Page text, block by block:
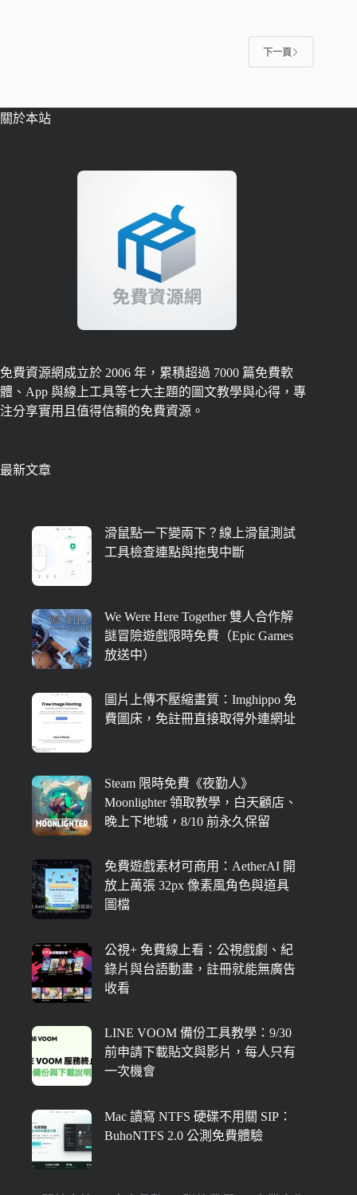
下一頁
關於本站
免費資源網成立於 2006 年，累積超過 7000 篇免費軟
體、App 與線上工具等七大主題的圖文教學與心得，專
注分享實用且值得信賴的免費資源。
最新文章
滑鼠點一下變兩下？線上滑鼠測試
工具檢查連點與拖曳中斷
We Were Here Together 雙人合作解
謎冒險遊戲限時免費（Epic Games
放送中）
圖片上傳不壓縮畫質：Imghippo 免
費圖床，免註冊直接取得外連網址
Steam 限時免費《夜勤人》
Moonlighter 領取教學，白天顧店、
晚上下地城，8/10 前永久保留
免費遊戲素材可商用：AetherAI 開
放上萬張 32px 像素風角色與道具
圖檔
公視+ 免費線上看：公視戲劇、紀
錄片與台語動畫，註冊就能無廣告
收看
LINE VOOM 備份工具教學：9/30
前申請下載貼文與影片，每人只有
一次機會
Mac 讀寫 NTFS 硬碟不用關 SIP：
BuhoNTFS 2.0 公測免費體驗